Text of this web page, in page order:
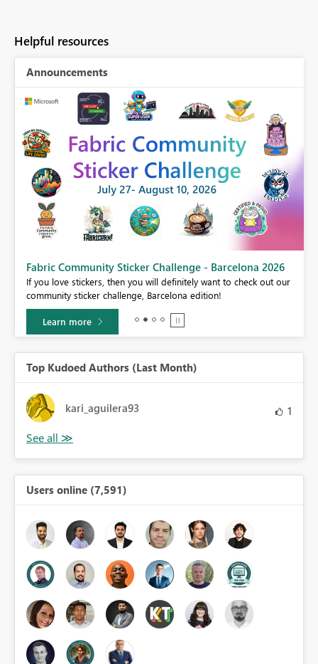
Helpful resources
Announcements
Fabric Community Sticker Challenge - Barcelona 2026
If you love stickers, then you will definitely want to check out our
community sticker challenge, Barcelona edition!
Learn more
Top Kudoed Authors (Last Month)
kari_aguilera93 1
Users online (7,591)